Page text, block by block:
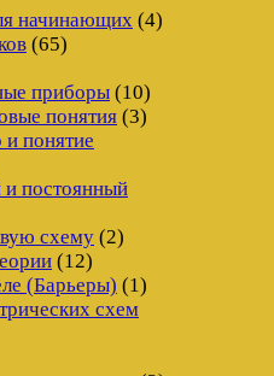
начинающих (4)
(65)
приборы (10)
понятия (3)
и понятие
постоянный
схему (2)
(12)
(Барьеры) (1)
схем